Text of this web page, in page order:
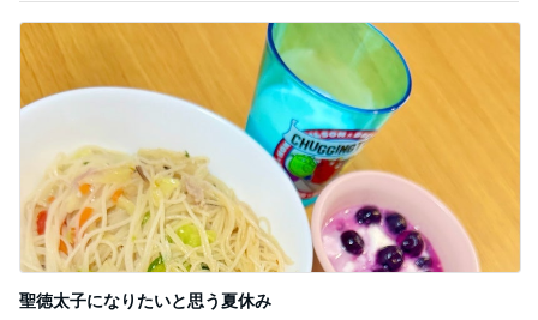
聖徳太子になりたいと思う夏休み